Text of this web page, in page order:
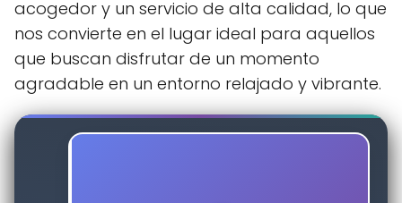
acogedor y un servicio de alta calidad, lo que
nos convierte en el lugar ideal para aquellos
que buscan disfrutar de un momento
agradable en un entorno relajado y vibrante.